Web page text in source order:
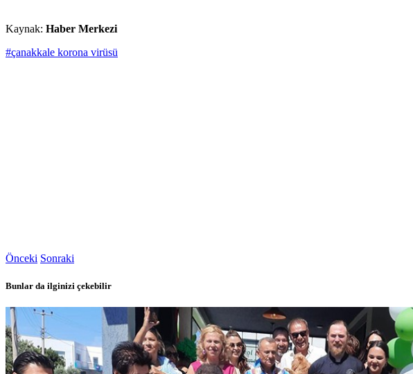
Kaynak: Haber Merkezi
#çanakkale korona virüsü
Önceki Sonraki
Bunlar da ilginizi çekebilir